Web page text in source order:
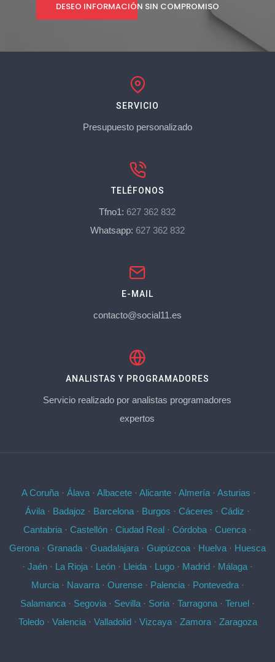
DESEO INFORMACIÓN SIN COMPROMISO
SERVICIO
Presupuesto personalizado
TELÉFONOS
Tfno1: 627 362 832
Whatsapp: 627 362 832
E-MAIL
contacto@social11.es
ANALISTAS Y PROGRAMADORES
Servicio realizado por analistas programadores
expertos
A Coruña· Álava· Albacete· Alicante· Almería· Asturias ·
Ávila · Badajoz · Barcelona · Burgos · Cáceres · Cádiz ·
Cantabria · Castellón · Ciudad Real · Córdoba · Cuenca ·
Gerona · Granada · Guadalajara · Guipúzcoa · Huelva · Huesca
· Jaén · La Rioja · León · Lleida · Lugo · Madrid · Málaga ·
Murcia· Navarra· Ourense· Palencia· Pontevedra·
Salamanca · Segovia · Sevilla · Soria · Tarragona · Teruel ·
Toledo· Valencia· Valladolid· Vizcaya· Zamora· Zaragoza